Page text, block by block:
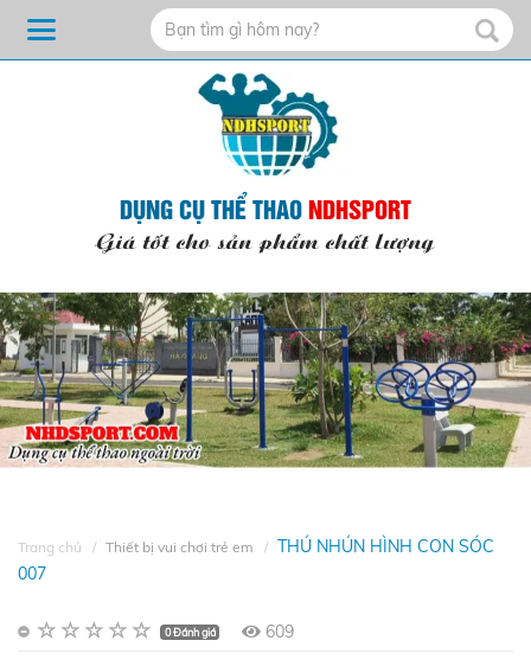
DỤNG CỤ THỂ THAONDHSPORT
Giá tốt cho sản phẩm chất lượng
Trang chủ Thiết bị vui chơi trẻ em
THÚ NHÚN HÌNH CON SÓC
007
0 Đánh giá 609